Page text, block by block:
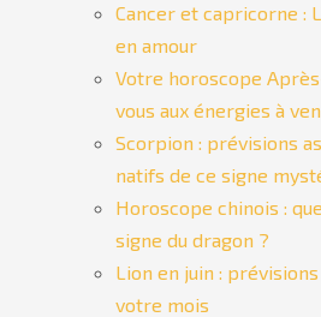
Cancer et capricorne :
en amour
Votre horoscope
vous aux énergies à
Scorpion : prévisions
natifs de ce signe
Horoscope chinois :
signe du dragon ?
Lion en juin :
votre mois